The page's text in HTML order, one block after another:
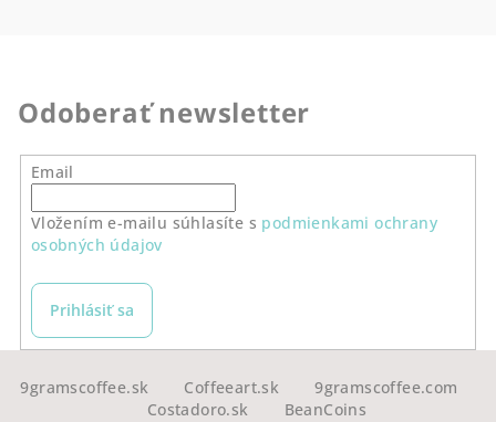
Odoberať newsletter
Email
Vložením e-mailu súhlasíte s podmienkami ochrany
osobných údajov
Prihlásiť sa
9gramscoffee.sk Coffeeart.sk
9gramscoffee.com
Costadoro.sk
BeanCoins